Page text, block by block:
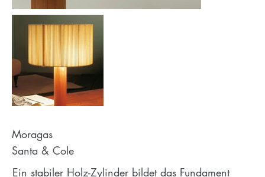
Moragas
Santa & Cole
Ein stabiler Holz-Zylinder bildet das Fundament